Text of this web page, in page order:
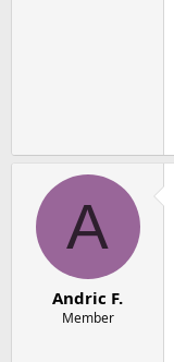
A
Andric F.
Member